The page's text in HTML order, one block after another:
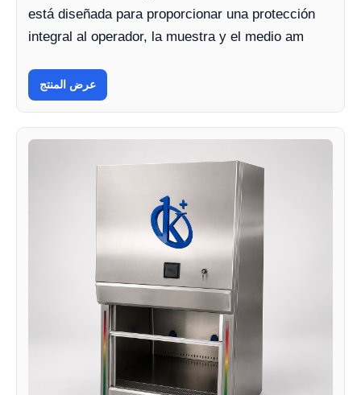
está diseñada para proporcionar una protección
integral al operador, la muestra y el medio am
عرض المنتج